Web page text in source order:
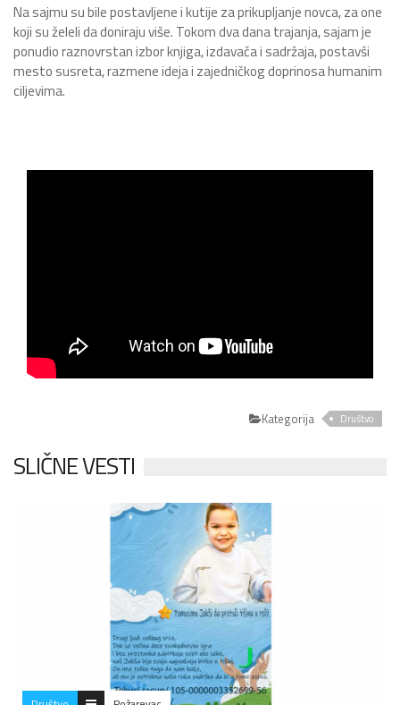
Na sajmu su bile postavljene i kutije za prikupljanje novca, za one
koji su želeli da doniraju više. Tokom dva dana trajanja, sajam je
ponudio raznovrstan izbor knjiga, izdavača i sadržaja, postavši
mesto susreta, razmene ideja i zajedničkog doprinosa humanim
ciljevima.
Kategorija Društvo
SLIČNE VESTI